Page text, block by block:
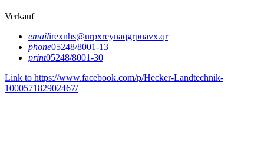
Verkauf
emailirexnhs@urpxreynaqgrpuavx.qr
phone05248/8001-13
print05248/8001-30
Link to https://www.facebook.com/p/Hecker-Landtechnik-
100057182902467/